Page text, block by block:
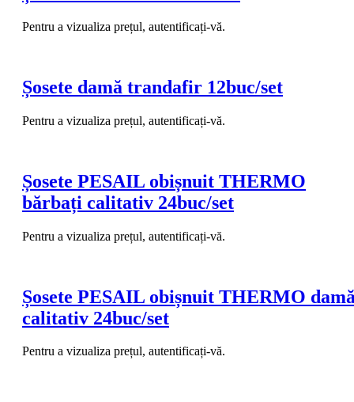
Pentru a vizualiza prețul, autentificați-vă.
Șosete damă trandafir 12buc/set
Pentru a vizualiza prețul, autentificați-vă.
Șosete PESAIL obișnuit THERMO
bărbați calitativ 24buc/set
Pentru a vizualiza prețul, autentificați-vă.
Șosete PESAIL obișnuit THERMO
calitativ 24buc/set
Pentru a vizualiza prețul, autentificați-vă.